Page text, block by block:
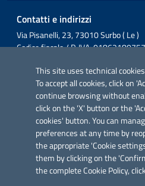
This site uses technical
To accept all cookies, click on
continue browsing without
click on the 'X' button or the
cookies' button. You can
preferences at any time by
the appropriate 'Cookie
them by clicking on the
the complete Cookie Policy,
Contatti e indirizzi
Via Pisanelli, 23, 73010 Surbo ( Le )
Codice fiscale / P. IVA: 01862180757
Fax: 0832 360821
Email: comunesurbo@pec.it
Posta Elettronica Certificata:
Iniziativa finanziata con risorse del
Azione 2.3.